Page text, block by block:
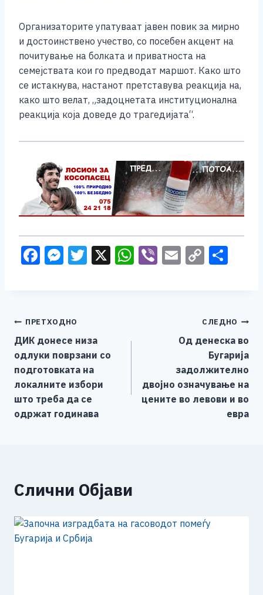
Организаторите упатуваат јавен повик за мирно
и достоинствено учество, со посебен акцент на
почитување на болката и приватноста на
семејствата кои го предводат маршот. Како што
се истакнува, настанот претставува реакција на,
како што велат, „задоцнетата институционална
реакција која доведе до трагедијата“.
F
b
o
o
k
M
n
g
er
T X W Vi E C
Li
n
k
Навигација
на
напис
ПРЕТХОДНО
ДИК донесе низа
одлуки поврзани со
подготовката на
локалните избори
што треба да се
одржат годинава
СЛЕДНО
Од денеска во
Бугарија
задолжително
двојно означување на
цените во левови и во
евра
Слични Објави